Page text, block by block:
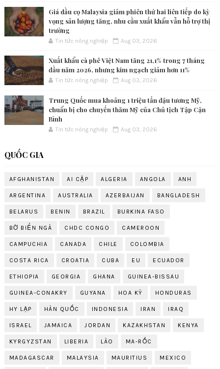
Giá dầu cọ Malaysia giảm phiên thứ hai liên tiếp do kỳ
vọng sản lượng tăng, nhu cầu xuất khẩu vẫn hỗ trợ thị
trường
Tin tức nông nghiệp Aug 03, 2026
Xuất khẩu cà phê Việt Nam tăng 21,1% trong 7 tháng
đầu năm 2026, nhưng kim ngạch giảm hơn 11%
Tin tức nông nghiệp Aug 03, 2026
Trung Quốc mua khoảng 1 triệu tấn đậu tương Mỹ,
chuẩn bị cho chuyến thăm Mỹ của Chủ tịch Tập Cận
Bình
Tin tức nông nghiệp Aug 03, 2026
QUỐC GIA
AFGHANISTAN AI CẬP ALGERIA ANGOLA ANH
ARGENTINA AUSTRALIA AZERBAIJAN BANGLADESH
BELARUS BENIN BRAZIL BURKINA FASO
BỜ BIỂN NGÀ CHDC CONGO CAMEROON
CAMPUCHIA CANADA CHILE COLOMBIA
COSTA RICA CROATIA CUBA EU ECUADOR
ETHIOPIA GEORGIA GHANA GUINEA-BISSAU
GUINEA-CONAKRY GUYANA HOA KỲ HONDURAS
HY LẠP HÀN QUỐC INDONESIA IRAN IRAQ
ISRAEL JAMAICA JORDAN KAZAKHSTAN KENYA
KYRGYZSTAN LIBERIA LÀO MA-RỐC
MADAGASCAR MALAYSIA MAURITIUS MEXICO